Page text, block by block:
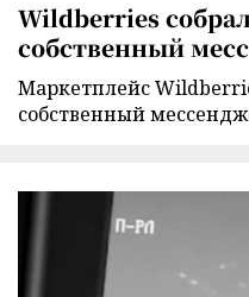
Wildberries
собственный
Маркетплейс
собственный